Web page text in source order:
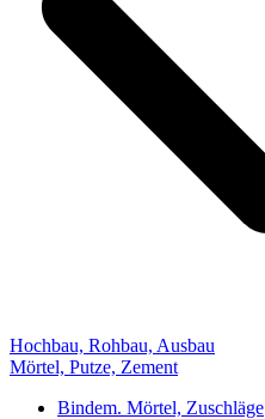
Hochbau, Rohbau, Ausbau
Mörtel, Putze, Zement
Bindem. Mörtel, Zuschläge